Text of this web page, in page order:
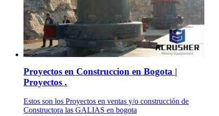
Proyectos en Construccion en Bogota |
Proyectos .
Estos son los Proyectos en ventas y/o construcción de
Constructora las GALIAS en bogota